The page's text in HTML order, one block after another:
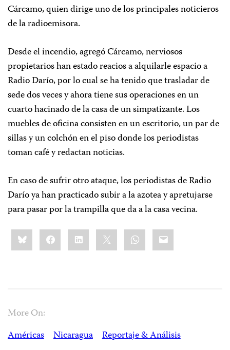
Cárcamo, quien dirige uno de los principales noticieros
de la radioemisora.
Desde el incendio, agregó Cárcamo, nerviosos
propietarios han estado reacios a alquilarle espacio a
Radio Darío, por lo cual se ha tenido que trasladar de
sede dos veces y ahora tiene sus operaciones en un
cuarto hacinado de la casa de un simpatizante. Los
muebles de oficina consisten en un escritorio, un par de
sillas y un colchón en el piso donde los periodistas
toman café y redactan noticias.
En caso de sufrir otro ataque, los periodistas de Radio
Darío ya han practicado subir a la azotea y apretujarse
para pasar por la trampilla que da a la casa vecina.
Share
this:BlueskyFacebookLinkedIn WhatsApp
Email
More On:
Américas
Nicaragua
Reportaje & Análisis